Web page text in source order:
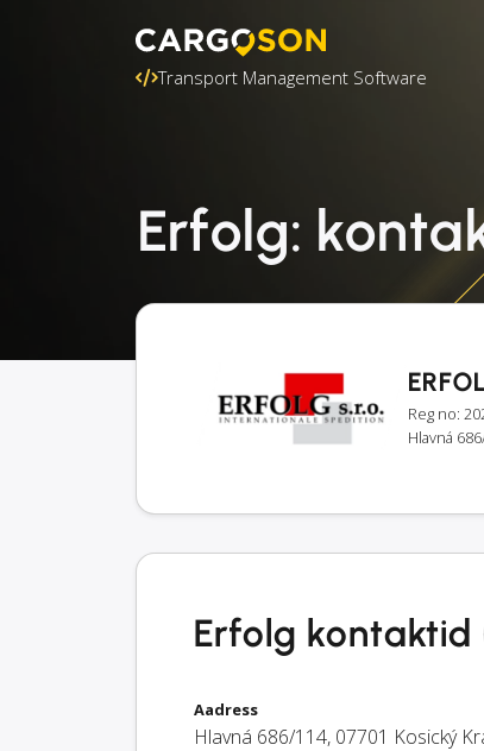
Transport Management Software
Erfolg:
Reg no:
Hlavná
Erfolg kontaktid
Aadress
Hlavná 686/114, 07701 Kosický